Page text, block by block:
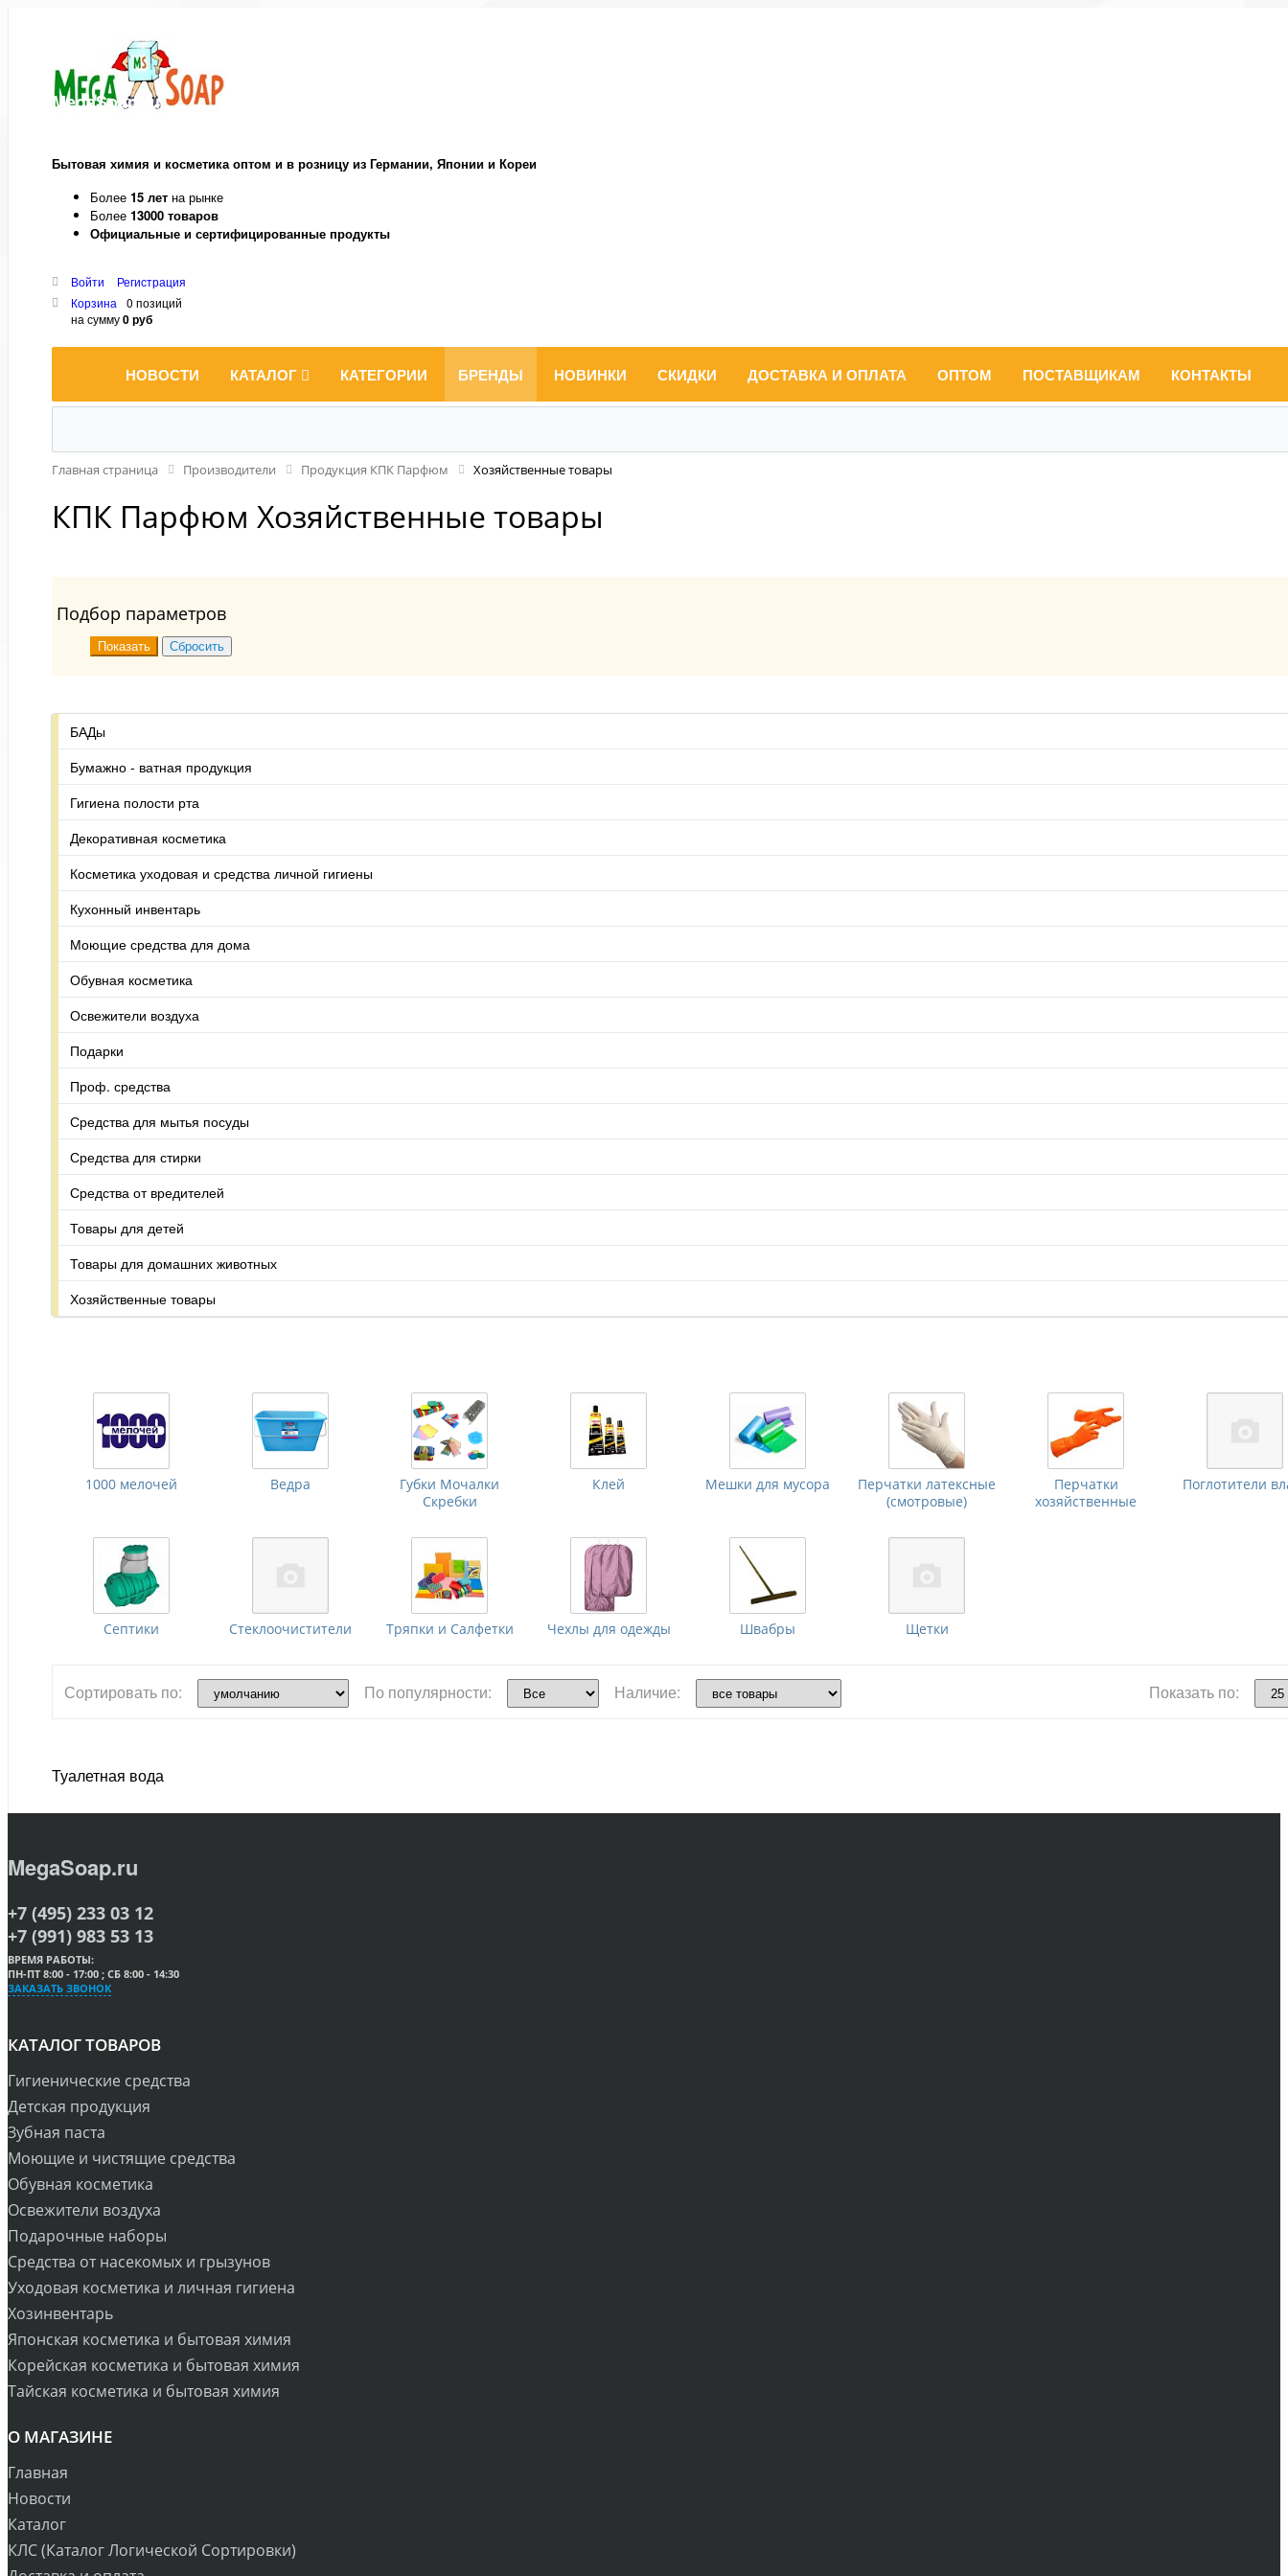
MegaSoap.ru
Бытовая химия и косметика оптом и в розницу из Германии, Японии и Кореи
Более 15 лет на рынке
Более 13000 товаров
Официальные и сертифицированные продукты
Войти
Регистрация
Корзина
0 позиций
на сумму0 руб
НОВОСТИ КАТАЛОГ КАТЕГОРИИ БРЕНДЫ НОВИНКИ СКИДКИ ДОСТАВКА И ОПЛАТА ОПТОМ ПОСТАВЩИКАМ КОНТАКТЫ
Главная страница Производители Продукция КПК Парфюм Хозяйственные товары
КПК Парфюм Хозяйственные товары
Подбор параметров
БАДы
Бумажно - ватная продукция
Гигиена полости рта
Декоративная косметика
Косметика уходовая и средства личной гигиены
Кухонный инвентарь
Моющие средства для дома
Обувная косметика
Освежители воздуха
Подарки
Проф. средства
Средства для мытья посуды
Средства для стирки
Средства от вредителей
Товары для детей
Товары для домашних животных
Хозяйственные товары
1000 мелочей Ведра
Губки Мочалки
Скребки
Клей Мешки для мусора
Перчатки латексные
(смотровые)
Перчатки
хозяйственные
Поглотители
Септики Стеклоочистители Тряпки и Салфетки Чехлы для одежды Швабры Щетки
Сортировать по: По популярности: Наличие: Показать по:
Туалетная вода
MegaSoap.ru
+7 (495) 233 03 12
+7 (991) 983 53 13
ВРЕМЯ РАБОТЫ:
ПН-ПТ 8:00 - 17:00 ; СБ 8:00 - 14:30
ЗАКАЗАТЬ ЗВОНОК
КАТАЛОГ ТОВАРОВ
Гигиенические средства
Детская продукция
Зубная паста
Моющие и чистящие средства
Обувная косметика
Освежители воздуха
Подарочные наборы
Средства от насекомых и грызунов
Уходовая косметика и личная гигиена
Хозинвентарь
Японская косметика и бытовая химия
Корейская косметика и бытовая химия
Тайская косметика и бытовая химия
О МАГАЗИНЕ
Главная
Новости
Каталог
КЛС (Каталог Логической Сортировки)